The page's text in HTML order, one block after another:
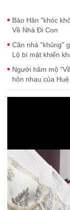
Bảo Hân "khóc
Về Nhà Đi Con
Căn nhà "khủng"
Lộ bí mật khiến
Người hâm mộ
hôn nhau của